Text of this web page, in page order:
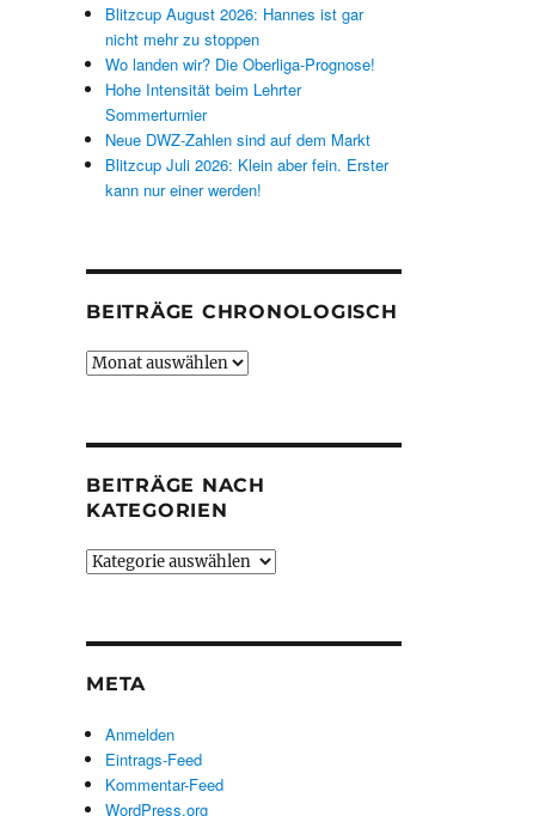
Blitzcup August 2026: Hannes ist gar
nicht mehr zu stoppen
Wo landen wir? Die Oberliga-Prognose!
Hohe Intensität beim Lehrter
Sommerturnier
Neue DWZ-Zahlen sind auf dem Markt
Blitzcup Juli 2026: Klein aber fein. Erster
kann nur einer werden!
BEITRÄGE CHRONOLOGISCH
Beiträge
BEITRÄGE NACH
KATEGORIEN
Beiträge
META
Anmelden
Eintrags-Feed
Kommentar-Feed
WordPress.org